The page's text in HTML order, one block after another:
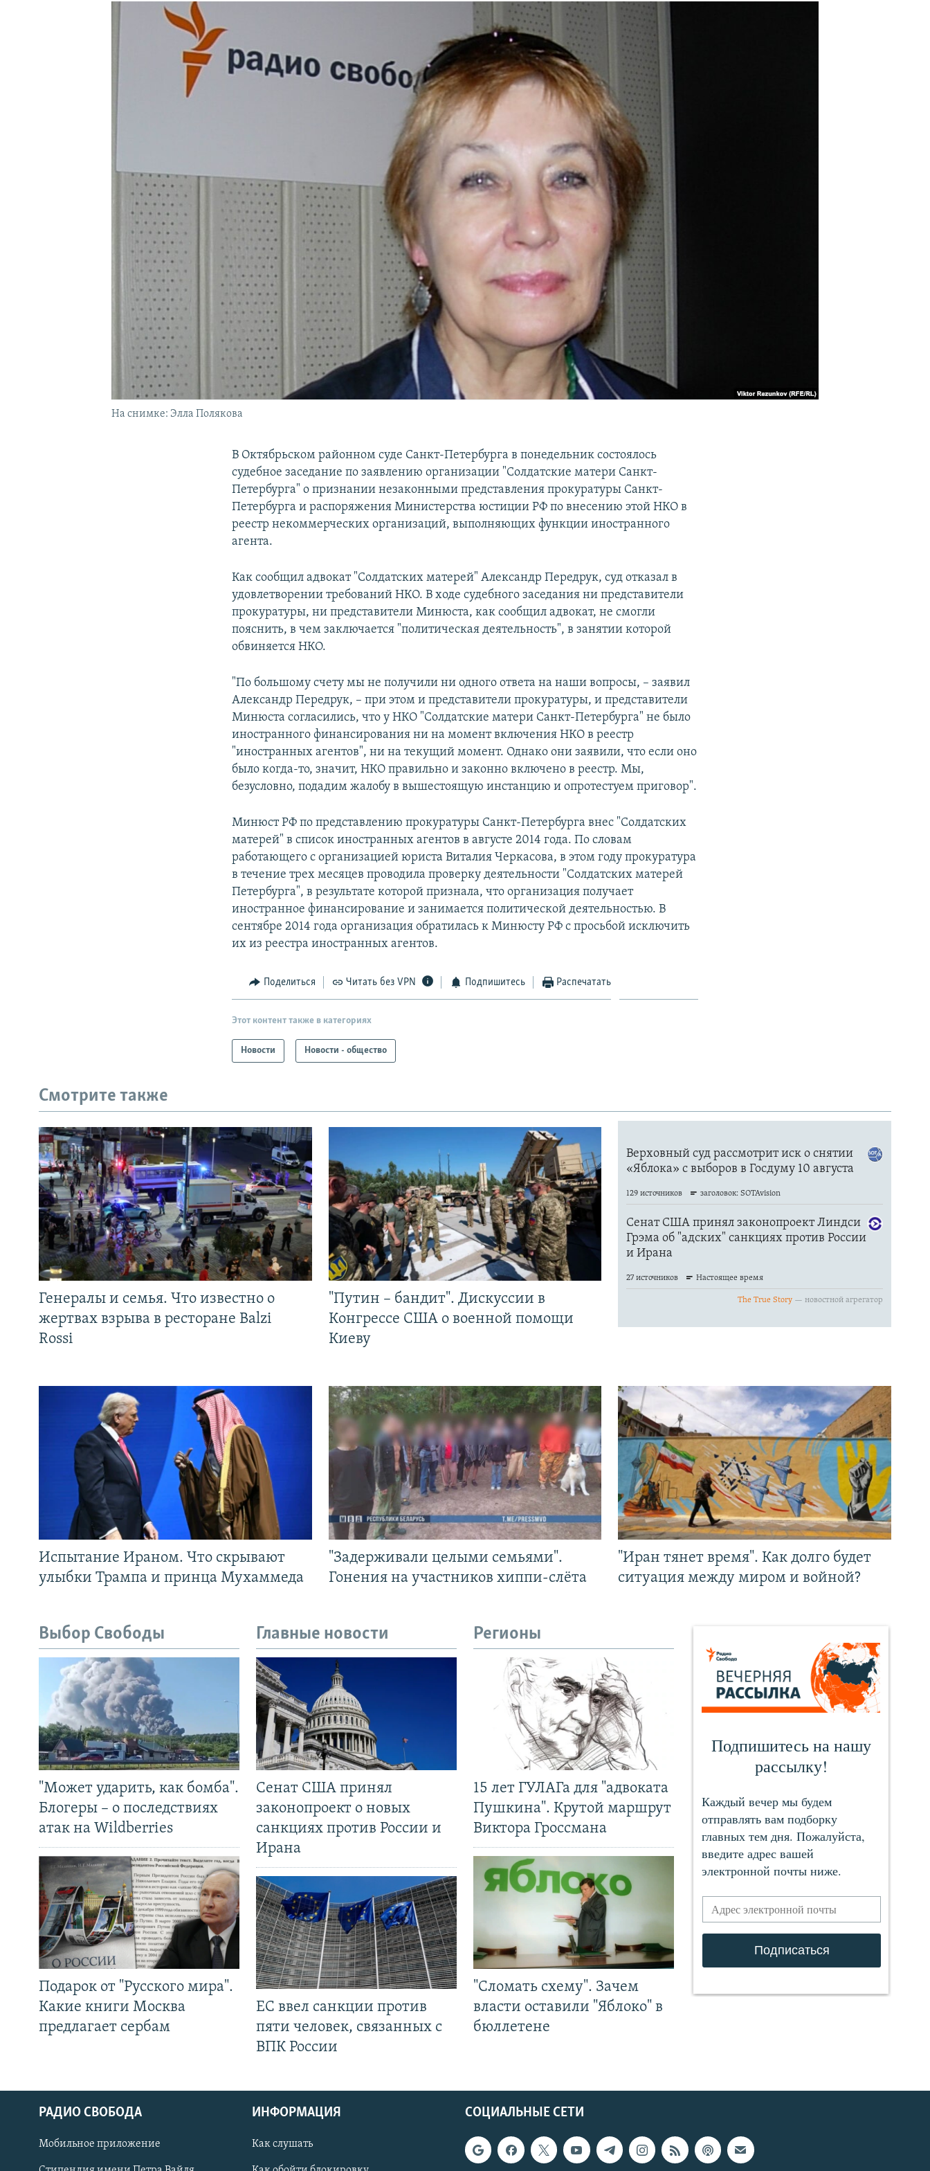
ПОДПИШИТЕСЬ НА РАССЫЛКУ
СОЦИАЛЬНЫЕ СЕТИ
На снимке: Элла Полякова
В Октябрьском районном суде Санкт-Петербурга в понедельник состоялось
судебное заседание по заявлению организации "Солдатские матери Санкт-
Петербурга" о признании незаконными представления прокуратуры Санкт-
Петербурга и распоряжения Министерства юстиции РФ по внесению этой НКО в
реестр некоммерческих организаций, выполняющих функции иностранного
агента.
Как сообщил адвокат "Солдатских матерей" Александр Передрук, суд отказал в
удовлетворении требований НКО. В ходе судебного заседания ни представители
прокуратуры, ни представители Минюста, как сообщил адвокат, не смогли
пояснить, в чем заключается "политическая деятельность", в занятии которой
обвиняется НКО.
"По большому счету мы не получили ни одного ответа на наши вопросы, – заявил
Александр Передрук, – при этом и представители прокуратуры, и представители
Минюста согласились, что у НКО "Солдатские матери Санкт-Петербурга" не было
иностранного финансирования ни на момент включения НКО в реестр
"иностранных агентов", ни на текущий момент. Однако они заявили, что если оно
было когда-то, значит, НКО правильно и законно включено в реестр. Мы,
безусловно, подадим жалобу в вышестоящую инстанцию и опротестуем приговор".
Минюст РФ по представлению прокуратуры Санкт-Петербурга внес "Солдатских
матерей" в список иностранных агентов в августе 2014 года. По словам
работающего с организацией юриста Виталия Черкасова, в этом году прокуратура
в течение трех месяцев проводила проверку деятельности "Солдатских матерей
Петербурга", в результате которой признала, что организация получает
иностранное финансирование и занимается политической деятельностью. В
сентябре 2014 года организация обратилась к Минюсту РФ с просьбой исключить
их из реестра иностранных агентов.
Поделиться Читать без VPN Подпишитесь Распечатать
Этот контент также в категориях
Новости Новости - общество
Смотрите также
Генералы и семья. Что известно о
жертвах взрыва в ресторане Balzi
Rossi
"Путин – бандит". Дискуссии в
Конгрессе США о военной помощи
Киеву
Испытание Ираном. Что скрывают
улыбки Трампа и принца Мухаммеда
"Задерживали целыми семьями".
Гонения на участников хиппи-слёта
"Иран тянет время". Как долго будет
ситуация между миром и войной?
Выбор Свободы
"Может ударить, как бомба".
Блогеры – о последствиях
атак на Wildberries
Подарок от "Русского мира".
Какие книги Москва
предлагает сербам
Главные новости
Сенат США принял
законопроект о новых
санкциях против России и
Ирана
ЕС ввел санкции против
пяти человек, связанных с
ВПК России
Регионы
15 лет ГУЛАГа для "адвоката
Пушкина". Крутой маршрут
Виктора Гроссмана
"Сломать схему". Зачем
власти оставили "Яблоко" в
бюллетене
СОЦИАЛЬНЫЕ СЕТИ
РАДИО СВОБОДА
Мобильное приложение
ИНФОРМАЦИЯ
Как слушать